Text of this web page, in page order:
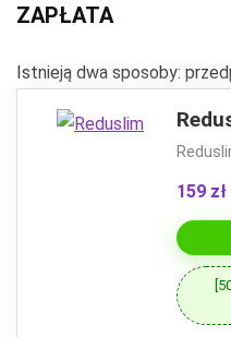
ZAPŁATA
Istnieją dwa sposoby:
159 zł